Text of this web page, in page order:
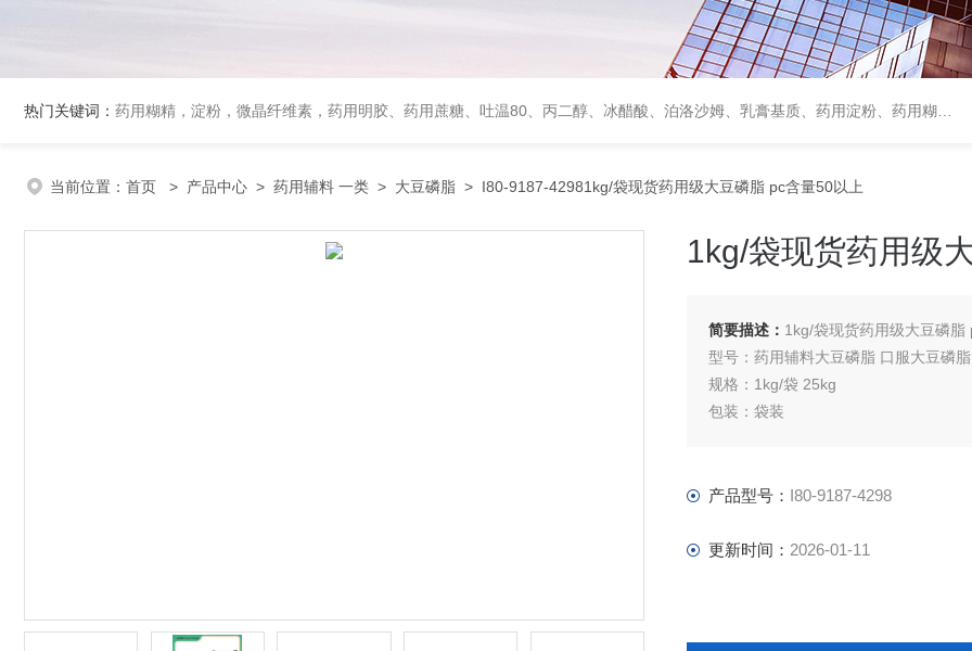
热门关键词： 药用糊精，淀粉，微晶纤维素，药用明胶、药用蔗糖、吐温80、丙二醇、冰醋酸、泊洛沙姆、乳膏基质、药用淀粉、药用糊精、硬脂酸镁、聚丙烯酸树脂系列、羧甲基淀粉钠、羧甲基纤维素钠、可溶性淀粉、甘露醇、羟丙纤维素、羟丙基甲基纤维素、乳糖、交联聚维酮、交联羧甲基纤维素钠、聚乙二醇（PEG）系列、二氧化硅、聚乙烯吡咯烷酮、十八醇、十六醇、预交化淀粉、微晶纤维素、甲基纤维素、乙基纤维素，三氯蔗糖，麝香草酚，药用蜂蜜，
当前位置： 首页 > 产品中心 > 药用辅料 一类 > 大豆磷脂 > I80-9187-42981kg/袋现货药用级大豆磷脂 pc含量50以上
1kg/袋现货药用级
简要描述： 1kg/袋现货药用级大豆磷脂
型号：药用辅料大豆磷脂 口服大豆磷
规格：1kg/袋 25kg
包装：袋装
产品型号： I80-9187-4298
更新时间： 2026-01-11